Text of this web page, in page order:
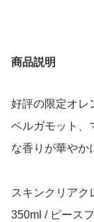
商品説明
好評の限定オ
ベルガモット、
な香りが華やか
スキンクリアク
350ml / ピース